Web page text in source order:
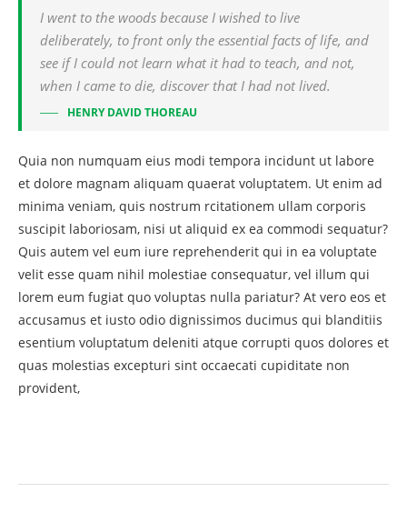
I went to the woods because I wished to live
deliberately, to front only the essential facts of life, and
see if I could not learn what it had to teach, and not,
when I came to die, discover that I had not lived.
HENRY DAVID THOREAU
Quia non numquam eius modi tempora incidunt ut labore
et dolore magnam aliquam quaerat voluptatem. Ut enim ad
minima veniam, quis nostrum rcitationem ullam corporis
suscipit laboriosam, nisi ut aliquid ex ea commodi sequatur?
Quis autem vel eum iure reprehenderit qui in ea voluptate
velit esse quam nihil molestiae consequatur, vel illum qui
lorem eum fugiat quo voluptas nulla pariatur? At vero eos et
accusamus et iusto odio dignissimos ducimus qui blanditiis
esentium voluptatum deleniti atque corrupti quos dolores et
quas molestias excepturi sint occaecati cupiditate non
provident,